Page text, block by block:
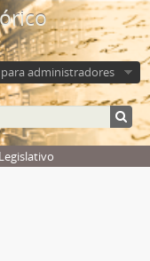
administradores